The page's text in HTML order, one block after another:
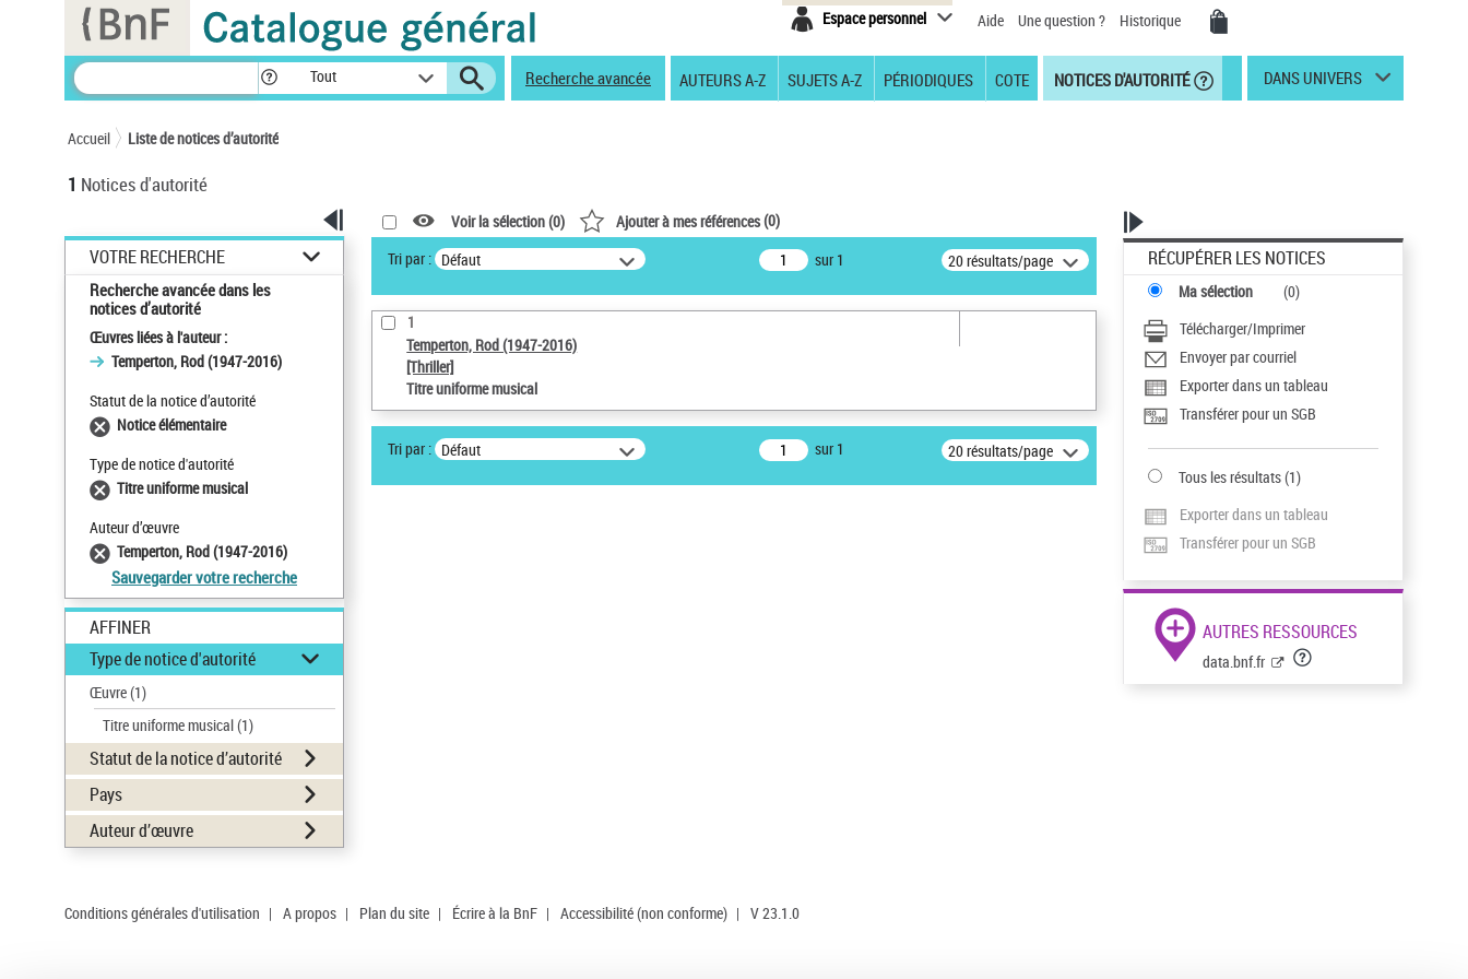
Espace personnel Aide Une question ? Historique
Tout Recherche avancée AUTEURS A-Z SUJETS A-Z PÉRIODIQUES COTE NOTICES D'AUTORITÉ DANS UNIVERS
Accueil Liste de notices d’autorité
1 Notices d'autorité
VOTRE RECHERCHE
Recherche avancée dans les
notices d’autorité
Œuvres liées à l'auteur :
Temperton, Rod (1947-2016)
Statut de la notice d’autorité
Notice élémentaire
Type de notice d'autorité
Titre uniforme musical
Auteur d’œuvre
Temperton, Rod (1947-2016)
Sauvegarder votre recherche
AFFINER
Type de notice d'autorité
Œuvre(1)
Titre uniforme musical(1)
Statut de la notice d’autorité
Pays
Auteur d’œuvre
Voir la sélection (0) Ajouter à mes références(0)
Tri par : Défaut sur 1 20 résultats/page
1
Temperton, Rod (1947-2016)
[Thriller]
Titre uniforme musical
Tri par : Défaut sur 1 20 résultats/page
RÉCUPÉRER LES NOTICES
Ma sélection (0)
Télécharger/Imprimer
Envoyer par courriel
Exporter dans un tableau
Transférer pour un SGB
Tous les résultats(1)
Exporter dans un tableau
Transférer pour un SGB
AUTRES RESSOURCES
data.bnf.fr
Conditions générales d'utilisation | A propos | Plan du site | Écrire à la BnF | Accessibilité (non conforme) | V 23.1.0
Panneau de gestion des cookies